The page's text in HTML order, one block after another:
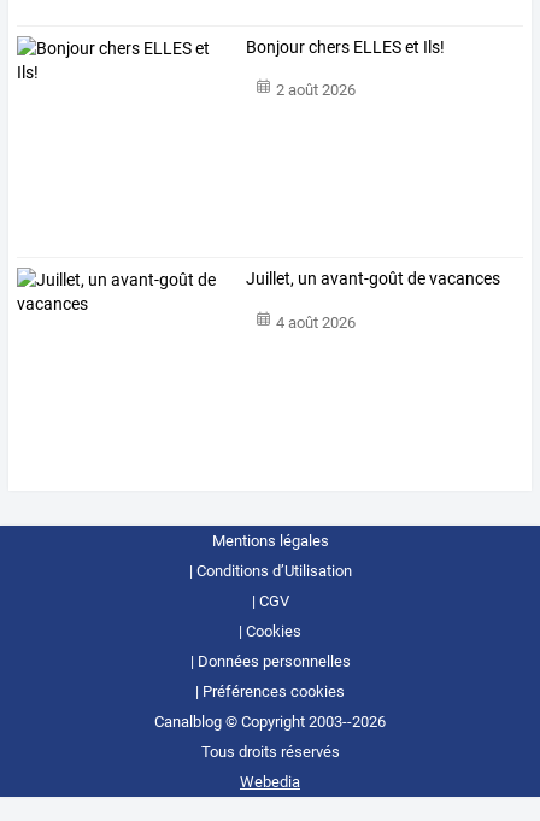
Bonjour chers ELLES et Ils!
2 août 2026
Juillet, un avant-goût de vacances
4 août 2026
Mentions légales
Conditions d’Utilisation
CGV
Cookies
Données personnelles
Préférences cookies
Canalblog © Copyright 2003--2026
Tous droits réservés
Webedia